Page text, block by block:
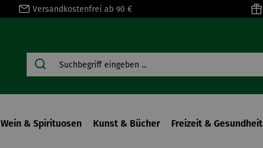
Versandkostenfrei ab 90 €
Wein & Spirituosen Kunst & Bücher Freizeit & Gesundheit